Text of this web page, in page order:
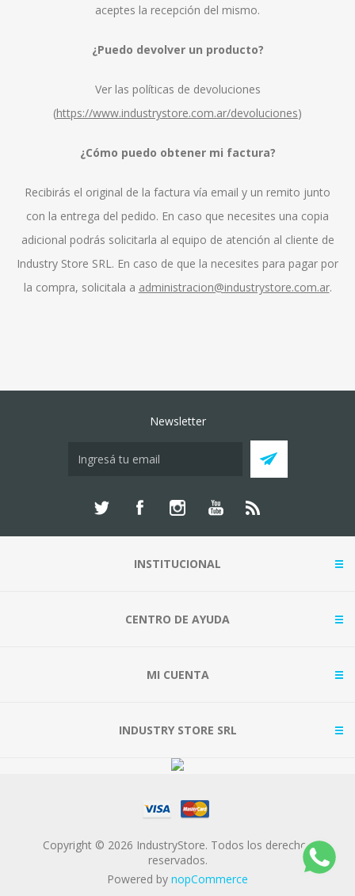
aceptes la recepción del mismo.
¿Puedo devolver un producto?
Ver las políticas de devoluciones
(https://www.industrystore.com.ar/devoluciones)
¿Cómo puedo obtener mi factura?
Recibirás el original de la factura vía email y un remito junto
con la entrega del pedido. En caso que necesites una copia
adicional podrás solicitarla al equipo de atención al cliente de
Industry Store SRL. En caso de que la necesites para pagar por
la compra, solicitala a administracion@industrystore.com.ar.
Newsletter
INSTITUCIONAL
CENTRO DE AYUDA
MI CUENTA
INDUSTRY STORE SRL
Copyright © 2026 IndustryStore. Todos los derechos
reservados.
Powered by nopCommerce